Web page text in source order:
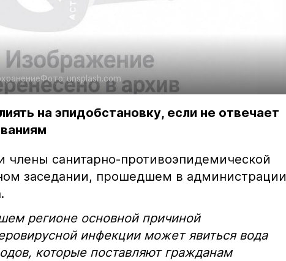
Фото:unsplash.com
на эпидобстановку, если не отвечает
члены санитарно-противоэпидемической
заседании, прошедшем в администрации
регионе основной причиной
инфекции может явиться вода
которые поставляют гражданам